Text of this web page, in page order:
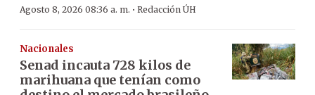
Agosto 8, 2026 08:36 a. m. · Redacción ÚH
Nacionales
Senad incauta 728 kilos de
marihuana que tenían como